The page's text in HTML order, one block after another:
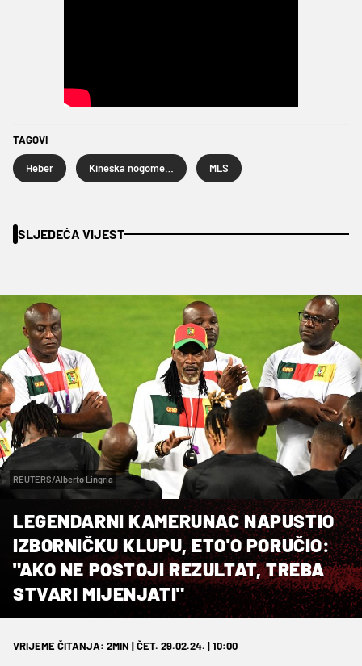
TAGOVI
Heber MLS
SLJEDEĆA VIJEST
REUTERS/Alberto Lingria
LEGENDARNI KAMERUNAC NAPUSTIO
IZBORNIČKU KLUPU, ETO'O PORUČIO:
"AKO NE POSTOJI REZULTAT, TREBA
STVARI MIJENJATI"
VRIJEME ČITANJA: 2MIN | ČET. 29.02.24. | 10:00